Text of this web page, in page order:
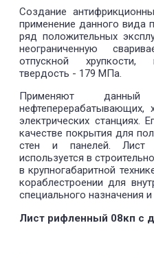
Создание
применение данного вида
ряд положительных
неограниченную
отпускной хрупкости,
твердость - 179 МПа.
Применяют
нефтеперерабатывающих,
электрических станциях.
качестве покрытия для
стен и панелей. Лист
используется в
в крупногабаритной
кораблестроении для
специального назначения
Лист рифленный 08кп с